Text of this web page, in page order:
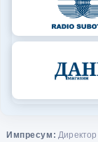
Импресум: